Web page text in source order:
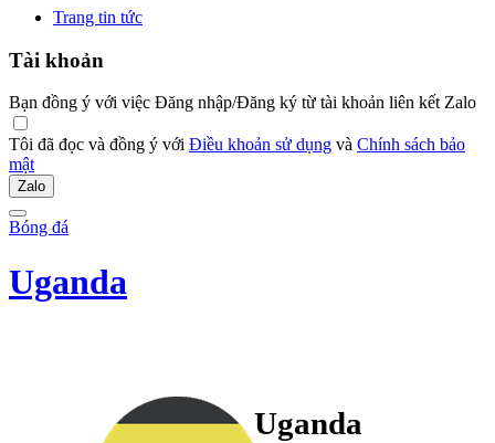
Trang tin tức
Tài khoản
Bạn đồng ý với việc Đăng nhập/Đăng ký từ tài khoản liên kết Zalo
Tôi đã đọc và đồng ý với Điều khoản sử dụng và Chính sách bảo
mật
Zalo
Bóng đá
Uganda
Uganda